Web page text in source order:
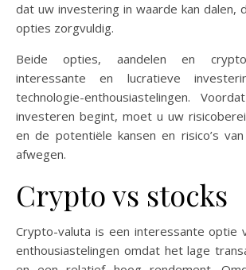
dat uw investering in waarde kan dalen,
opties zorgvuldig.
Beide opties, aandelen en
interessante en lucratieve
technologie-enthousiastelingen.
investeren begint, moet u uw
en de potentiële kansen en risico’s
afwegen.
Crypto vs stocks
Crypto-valuta is een interessante optie
enthousiastelingen omdat het lage